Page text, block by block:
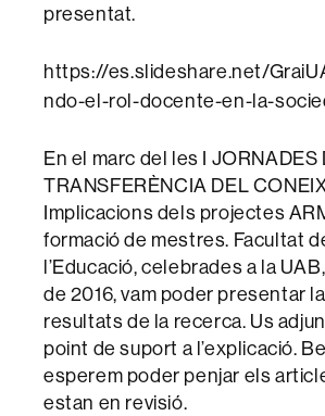
presentat.
https://es.slideshare.net/
ndo-el-rol-docente-en-la-
En el marc del les I JORNADES
TRANSFERÈNCIA DEL
Implicacions dels projectes
formació de mestres. Facultat
l’Educació, celebrades a la
de 2016, vam poder presentar
resultats de la recerca. Us
point de suport a l’explicació.
esperem poder penjar els
estan en revisió.